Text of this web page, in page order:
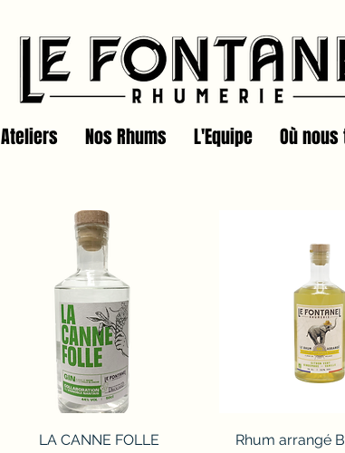
Ateliers Nos Rhums L'Equipe Où
Aperçu rapide
LA CANNE FOLLE Aperçu
Rhum arrangé